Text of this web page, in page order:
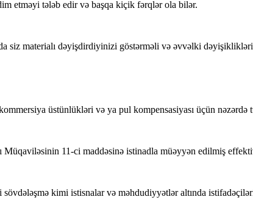
etməyi tələb edir və başqa kiçik fərqlər ola bilər.
siz materialı dəyişdirdiyinizi göstərməli və əvvəlki
üstünlükləri və ya pul kompensasiyası üçün nəzərdə
11-ci maddəsinə istinadla müəyyən edilmiş
kimi istisnalar və məhdudiyyətlər altında